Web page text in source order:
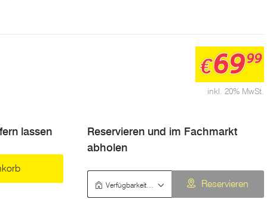
inkl. 20% MwSt.
€6999
lassen
Reservieren und im Fachmarkt
abholen
Reservieren